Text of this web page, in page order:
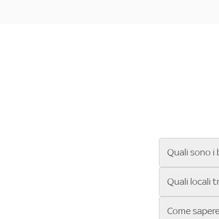
Quali sono i
Se cerchi un
ENILIVE, la
Sky Bar ti
Quali locali
Vuoi sapere
Come